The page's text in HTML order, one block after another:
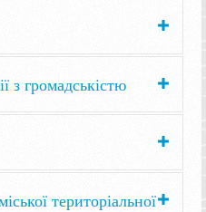
з громадськістю
територіальної